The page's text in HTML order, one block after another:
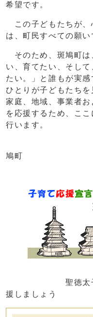
希望です。
この子どもたちが、
は、町民すべての願い
そのため、斑鳩町は
い、育てたい、そし
たい。」と誰もが実
ひとりが子どもたちを
家庭、地域、事業者
を応援するため、こ
行います。
平成29年6
鳩町
聖徳太子の和
援しましょう